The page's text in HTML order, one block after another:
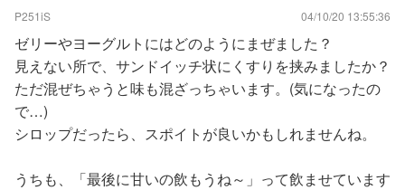
P251iS 04/10/20 13:55:36
ゼリーやヨーグルトにはどのようにまぜました？
見えない所で、サンドイッチ状にくすりを挟みましたか？
ただ混ぜちゃうと味も混ざっちゃいます。(気になったの
で…)
シロップだったら、スポイトが良いかもしれませんね。
うちも、「最後に甘いの飲もうね～」って飲ませています